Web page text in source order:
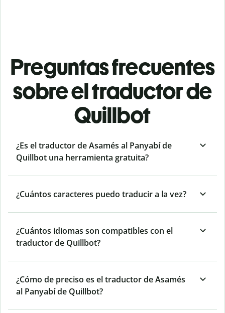
Preguntas frecuentes
sobre el traductor de
Quillbot
¿Es el traductor de Asamés al Panyabí de
Quillbot una herramienta gratuita?
¿Cuántos caracteres puedo traducir a la vez?
¿Cuántos idiomas son compatibles con el
traductor de Quillbot?
¿Cómo de preciso es el traductor de Asamés
al Panyabí de Quillbot?